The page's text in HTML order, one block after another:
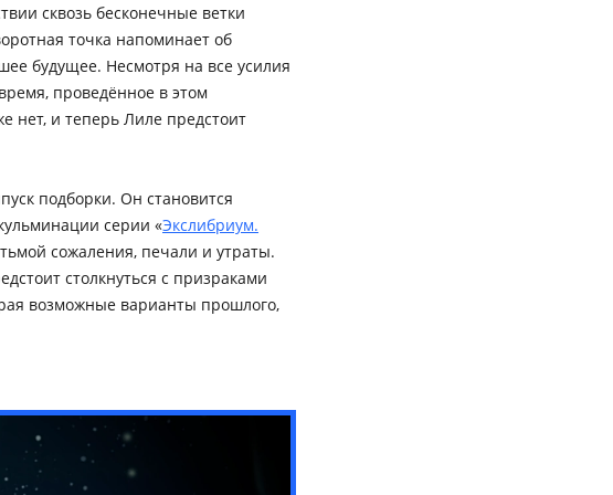
сквозь бесконечные ветки
точка напоминает об
будущее. Несмотря на все усилия
проведённое в этом
нет, и теперь Лиле предстоит
подборки. Он становится
серии «Экслибриум.
сожаления, печали и утраты.
столкнуться с призраками
возможные варианты прошлого,